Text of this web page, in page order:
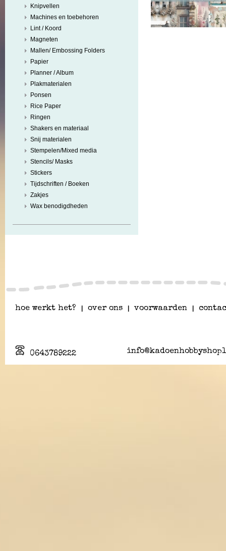
Knipvellen
Machines en toebehoren
Lint / Koord
Magneten
Mallen/ Embossing Folders
Papier
Planner / Album
Plakmaterialen
Ponsen
Rice Paper
Ringen
Shakers en materiaal
Snij materialen
Stempelen/Mixed media
Stencils/ Masks
Stickers
Tijdschriften / Boeken
Zakjes
Wax benodigdheden
hoe werkt het? over ons voorwaarden
0643789222